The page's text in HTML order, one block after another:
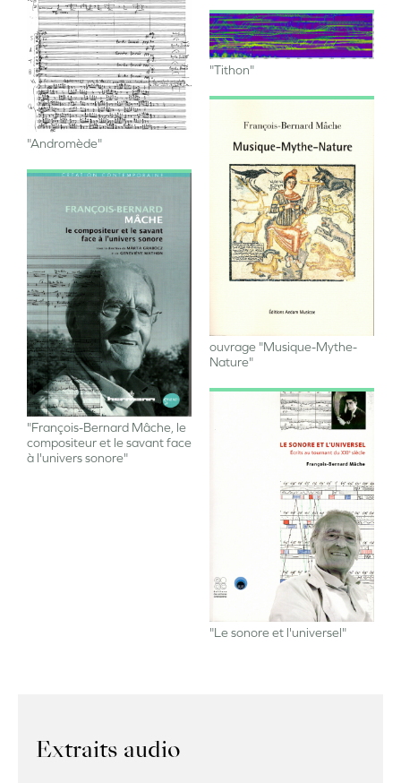
"Andromède"
Image
"Tithon"
Image
ouvrage "Musique-Mythe-
Nature"
Image
"François-Bernard Mâche, le
compositeur et le savant face
à l'univers sonore"
Image
"Le sonore et l'universel"
Extraits audio